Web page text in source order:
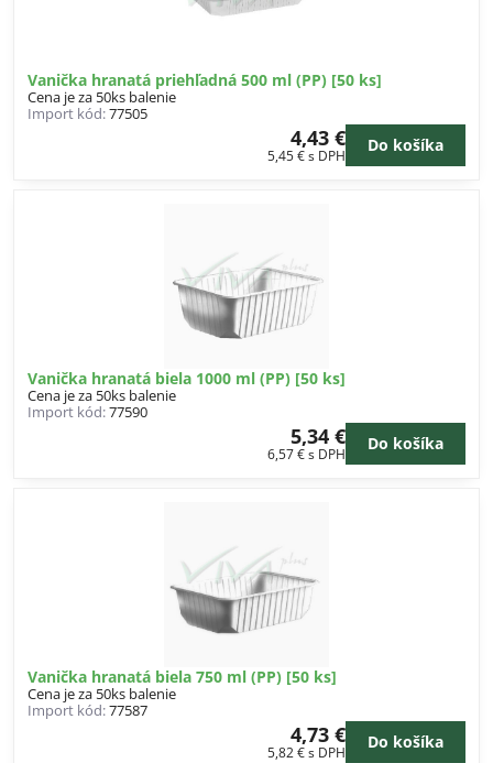
Vanička hranatá priehľadná 500 ml (PP) [50 ks]
Cena je za 50ks balenie
Import kód:77505
4,43 €
5,45 €s DPH
Do košíka
Vanička hranatá biela 1000 ml (PP) [50 ks]
Cena je za 50ks balenie
Import kód:77590
5,34 €
6,57 €s DPH
Do košíka
Vanička hranatá biela 750 ml (PP) [50 ks]
Cena je za 50ks balenie
Import kód:77587
4,73 €
5,82 €s DPH
Do košíka